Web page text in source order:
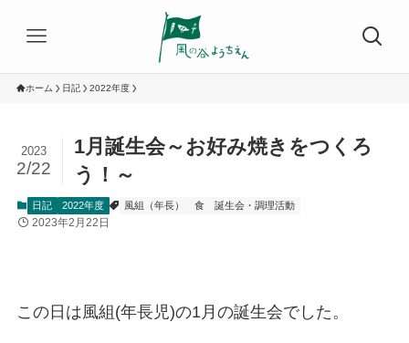
ホーム 日記 2022年度
1月誕生会～お好み焼きをつくろ
う！～
2023
2/22
日記 2022年度 風組（年長） 食 誕生会・調理活動
2023年2月22日
この日は風組(年長児)の1月の誕生会でした。